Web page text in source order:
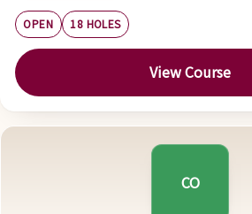
OPEN 18 HOLES
View Course
CO